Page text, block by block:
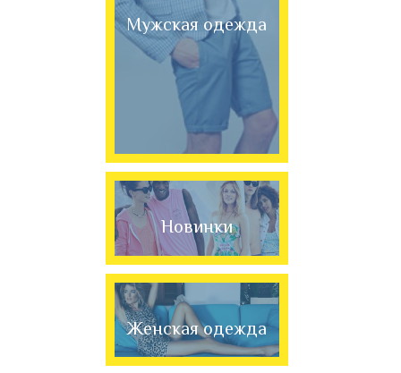
Мужская одежда
Новинки
Женская одежда